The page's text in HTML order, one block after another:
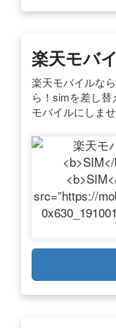
楽天モバ
楽天モバイルな
ら！simを差し
モバイルにしま